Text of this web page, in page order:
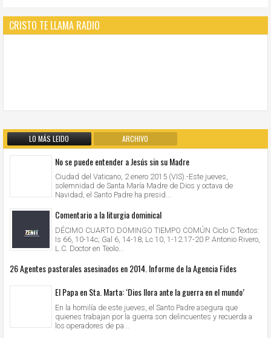
CRISTO TE LLAMA RADIO
LO MÁS LEIDO ARCHIVO
No se puede entender a Jesús sin su Madre
Ciudad del Vaticano, 2 enero 2015 (VIS).-Este jueves,
solemnidad de Santa María Madre de Dios y octava de
Navidad, el Santo Padre ha presid...
Comentario a la liturgia dominical
DÉCIMO CUARTO DOMINGO TIEMPO COMÚN Ciclo C Textos:
Is 66, 10-14c; Gal 6, 14-18; Lc 10, 1-12.17-20 P. Antonio Rivero,
L.C. Doctor en Teolo...
26 Agentes pastorales asesinados en 2014. Informe de la Agencia Fides
El Papa en Sta. Marta: ‘Dios llora ante la guerra en el mundo’
En la homilía de este jueves, el Santo Padre asegura que
quienes trabajan por la guerra son delincuentes y recuerda a
los operadores de pa...